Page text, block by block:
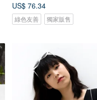
US$ 76.34
綠色友善 獨家販售